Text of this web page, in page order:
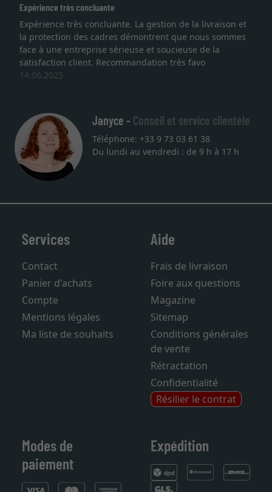
concluante
très concluante. La gestion de la livraison et
des cadres démontrent que nous sommes
entreprise sérieuse et soucieuse de la
client. Recommandation très favo
Je
Janyce - Conseil et service clientèle
Téléphone: +33 9 73 03 61 38
Services
Contact
Panier d'achats
Compte
Mentions légales
Aide
Frais de livraison
Foire aux questions
Magazine
Sitemap
Conditions générales
de vente
Rétractation
Confidentialité
Résilier le contrat
Modes de
paiement
Expédition